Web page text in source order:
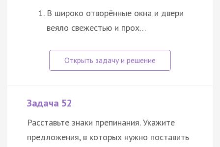
В широко отворённые окна и двери
веяло свежестью и прох…
Задача 52
Расставьте знаки препинания. Укажите
предложения, в которых нужно поставить